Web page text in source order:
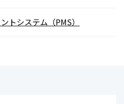
トシステム（PMS）